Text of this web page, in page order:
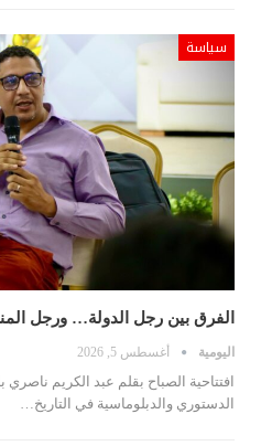
سياسة
الفرق بين رجل الدولة… ورجل
اليومية أغسطس 5, 2026
افتتاحية الصباح بقلم عبد الكريم
الدستوري والدبلوماسية في التاريخ…